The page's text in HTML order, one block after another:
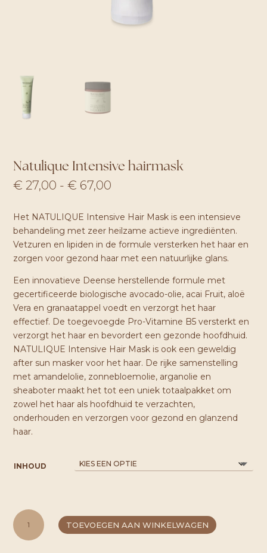
Natulique Intensive hairmask
€ 27,00 - € 67,00
tot
€ 67,00
Het NATULIQUE Intensive Hair Mask is een intensieve
behandeling met zeer heilzame actieve ingrediënten.
Vetzuren en lipiden in de formule versterken het haar en
zorgen voor gezond haar met een natuurlijke glans.
Een innovatieve Deense herstellende formule met
gecertificeerde biologische avocado-olie, acai Fruit, aloë
Vera en granaatappel voedt en verzorgt het haar
effectief. De toegevoegde Pro-Vitamine B5 versterkt en
verzorgt het haar en bevordert een gezonde hoofdhuid.
NATULIQUE Intensive Hair Mask is ook een geweldig
after sun masker voor het haar. De rijke samenstelling
met amandelolie, zonnebloemolie, arganolie en
sheaboter maakt het tot een uniek totaalpakket om
zowel het haar als hoofdhuid te verzachten,
onderhouden en verzorgen voor gezond en glanzend
haar.
INHOUD
NATULIQUE
INTENSIVE
HAIRMASK
TOEVOEGEN AAN WINKELWAGEN